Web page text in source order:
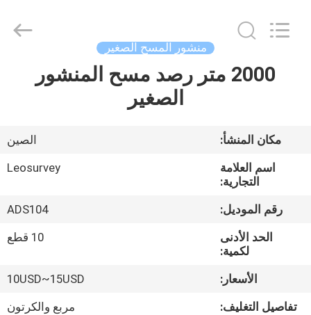
منزل،
منتجات
معلومات
المعمل
Instrument
Co.,Ltd.
منشور المسح الصغير
2000 متر رصد مسح المنشور
الصغير
مكان المنشأ:
الصين
اسم العلامة
التجارية:
Leosurvey
رقم الموديل:
ADS104
الحد الأدنى
لكمية:
10 قطع
الأسعار:
10USD~15USD
تفاصيل التغليف:
مربع والكرتون